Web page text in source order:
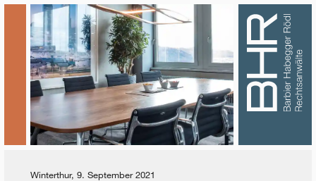
Winterthur, 9. September 2021